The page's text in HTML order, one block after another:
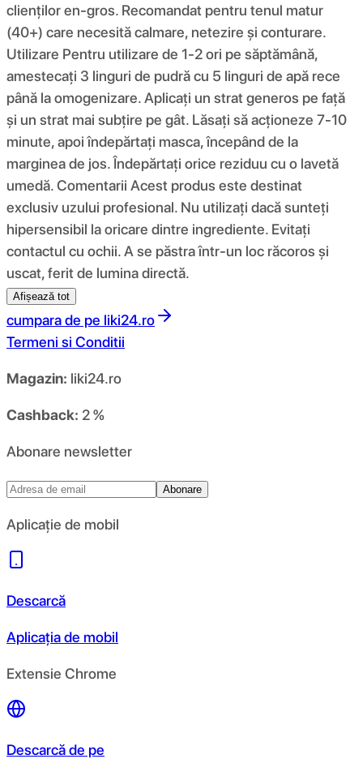
clienților en-gros. Recomandat pentru tenul matur
(40+) care necesită calmare, netezire și conturare.
Utilizare Pentru utilizare de 1-2 ori pe săptămână,
amestecați 3 linguri de pudră cu 5 linguri de apă rece
până la omogenizare. Aplicați un strat generos pe față
și un strat mai subțire pe gât. Lăsați să acționeze 7-10
minute, apoi îndepărtați masca, începând de la
marginea de jos. Îndepărtați orice reziduu cu o lavetă
umedă. Comentarii Acest produs este destinat
exclusiv uzului profesional. Nu utilizați dacă sunteți
hipersensibil la oricare dintre ingrediente. Evitați
contactul cu ochii. A se păstra într-un loc răcoros și
uscat, ferit de lumina directă.
Afișează tot
cumpara de pe liki24.ro
Termeni si Conditii
Magazin: liki24.ro
Cashback: 2 %
Abonare newsletter
Abonare
Aplicație de mobil
Descarcă
Aplicația de mobil
Extensie Chrome
Descarcă de pe